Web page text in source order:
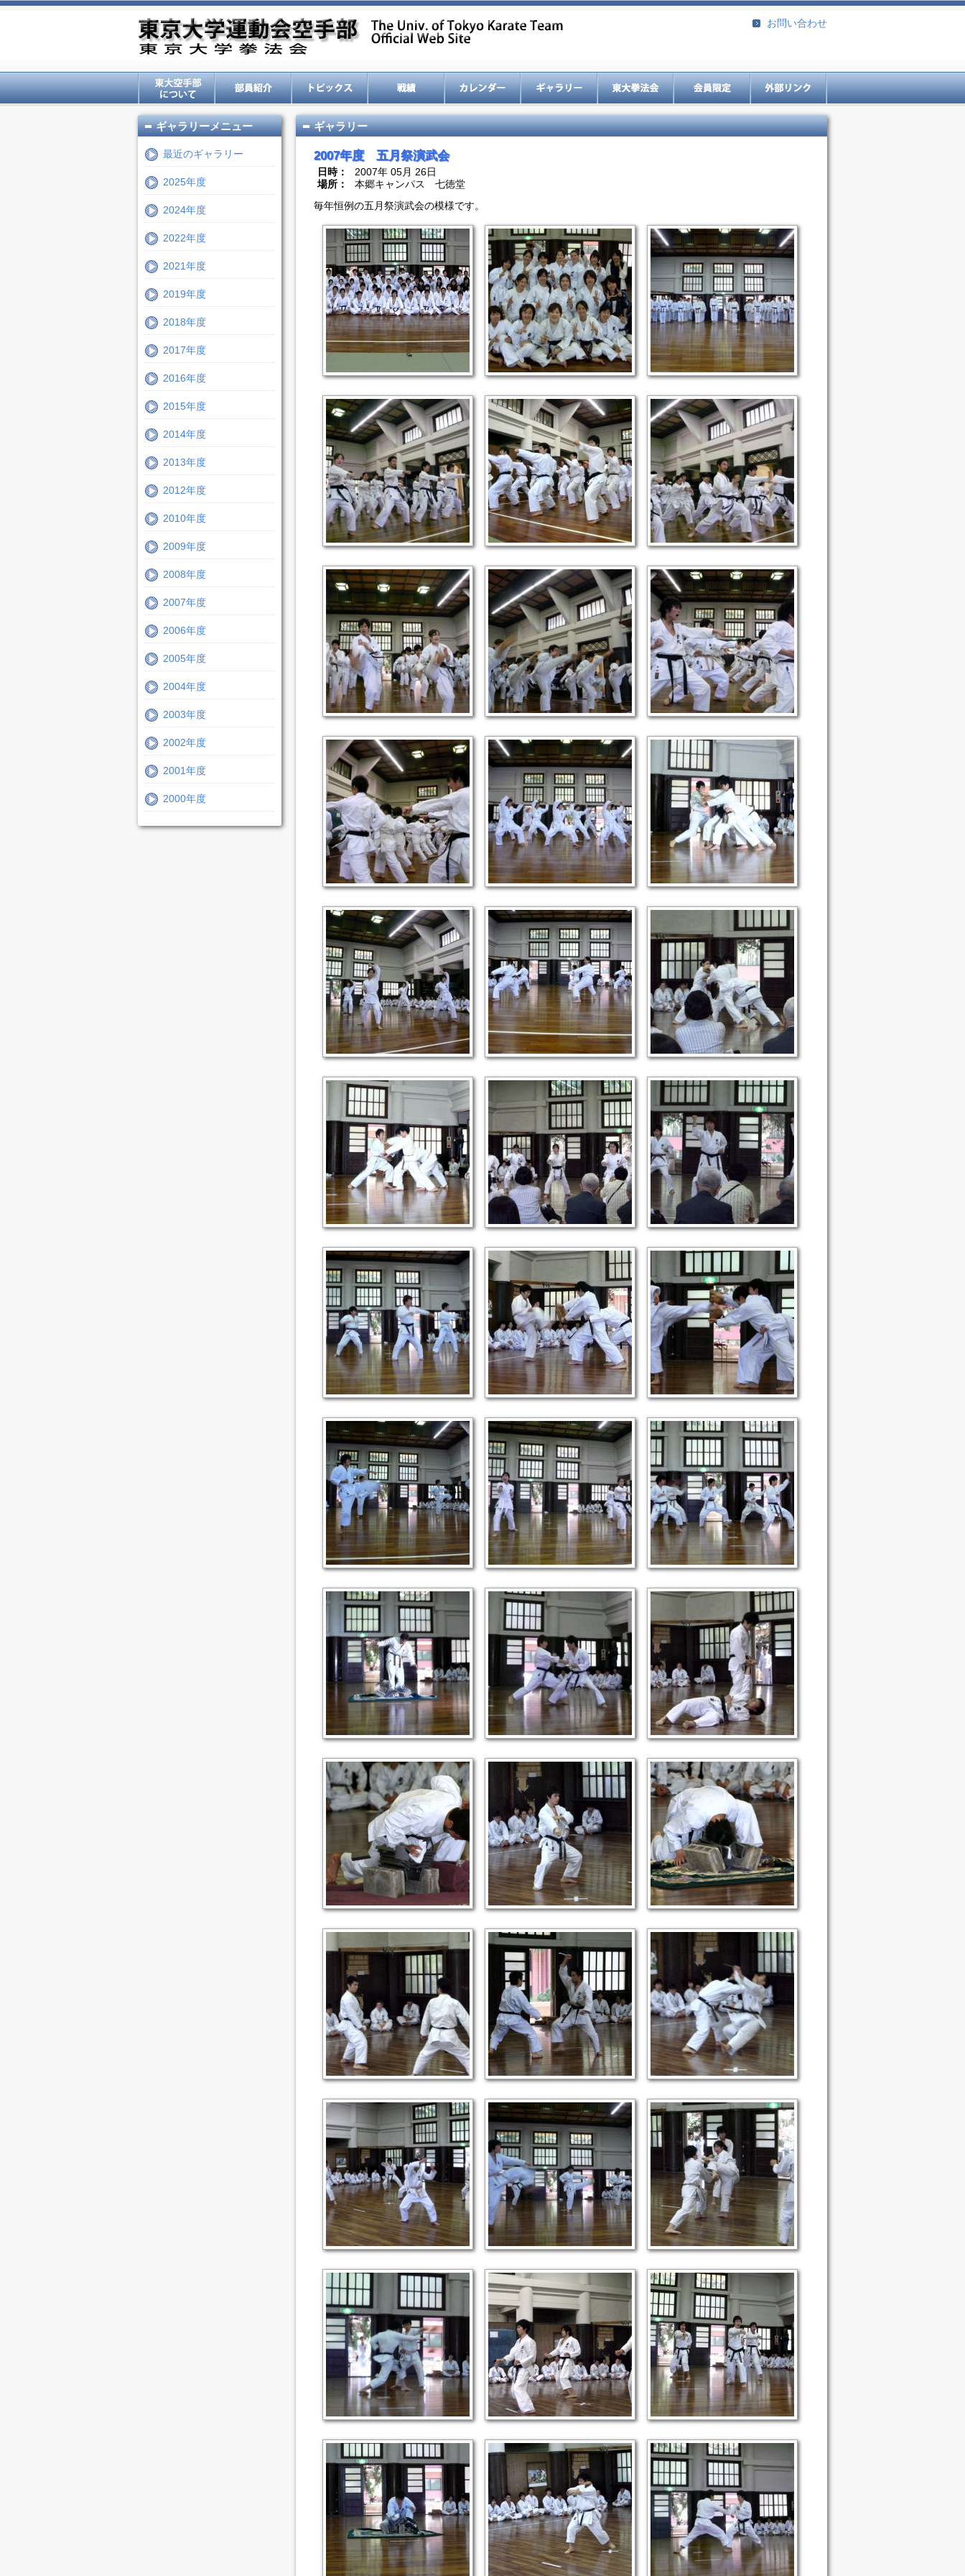
お問い合わせ
ギャラリーメニュー
最近のギャラリー
2025年度
2024年度
2022年度
2021年度
2019年度
2018年度
2017年度
2016年度
2015年度
2014年度
2013年度
2012年度
2010年度
2009年度
2008年度
2007年度
2006年度
2005年度
2004年度
2003年度
2002年度
2001年度
2000年度
ギャラリー
2007年度 五月祭演武会
日時：
2007年 05月 26日
場所：
本郷キャンパス 七徳堂
毎年恒例の五月祭演武会の模様です。